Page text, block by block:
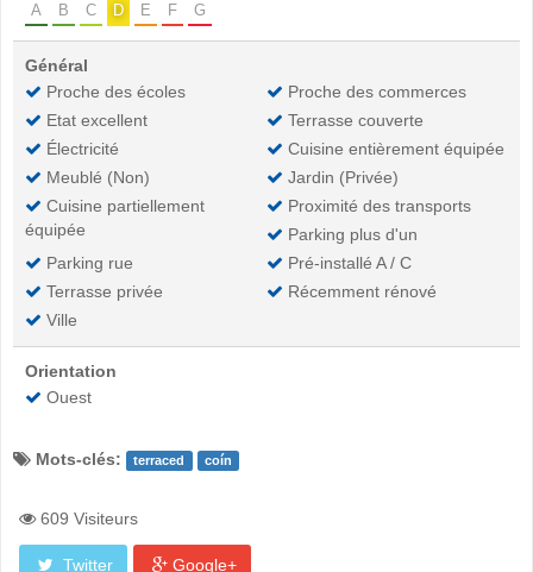
A B C D E F G
Général
Proche des écoles
Proche des commerces
Etat excellent
Terrasse couverte
Électricité
Cuisine entièrement équipée
Meublé (Non)
Jardin (Privée)
Cuisine partiellement
équipée
Proximité des transports
Parking plus d'un
Parking rue
Pré-installé A / C
Terrasse privée
Récemment rénové
Ville
Orientation
Ouest
Mots-clés: terraced coín
609 Visiteurs
Twitter Google+